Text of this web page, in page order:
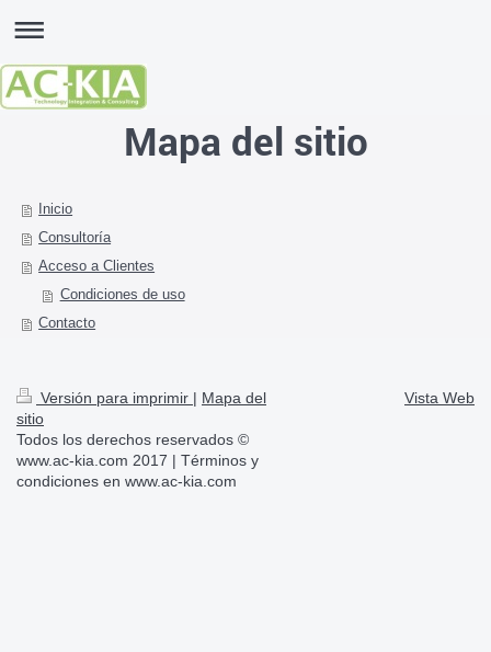
Mapa del sitio
Inicio
Consultoría
Acceso a Clientes
Condiciones de uso
Contacto
Versión para imprimir | Mapa del
sitio
Todos los derechos reservados ©
www.ac-kia.com 2017 | Términos y
condiciones en www.ac-kia.com
Vista Web